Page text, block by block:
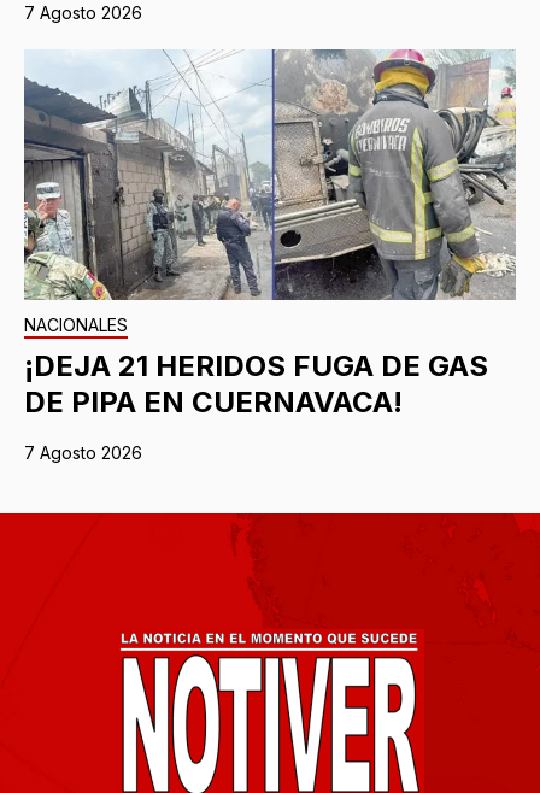
7 Agosto 2026
NACIONALES
¡DEJA 21 HERIDOS FUGA DE GAS
DE PIPA EN CUERNAVACA!
7 Agosto 2026